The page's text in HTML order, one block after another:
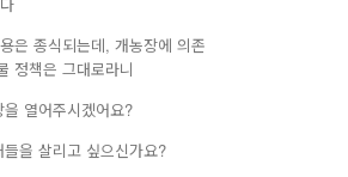
은 종식되는데, 개농장에 의존
정책은 그대로라니
을 열어주시겠어요?
을 살리고 싶으신가요?